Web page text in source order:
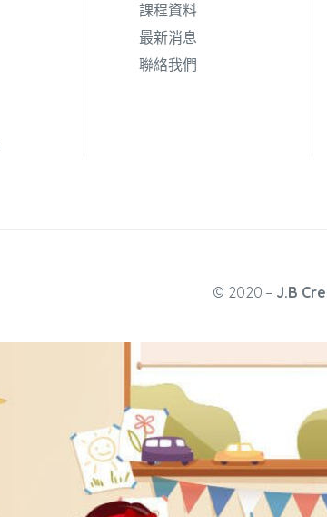
課程資料
最新消息
聯絡我們
© 2020 – J.B